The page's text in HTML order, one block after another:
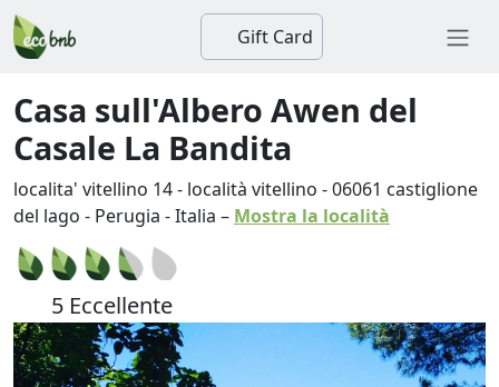
Gift Card
Casa sull'Albero Awen del
Casale La Bandita
localita' vitellino 14 - località vitellino -06061 castiglione
del lago - Perugia -Italia – Mostra la località
5 Eccellente